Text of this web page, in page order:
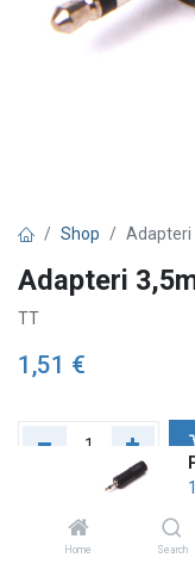
Home Search
Shop
Adapteri
TT
1,51 €
Lisää toivelistalle